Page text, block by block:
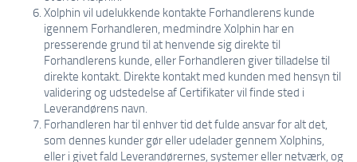
Xolphin vil udelukkende kontakte Forhandlerens kunde
igennem Forhandleren, medmindre Xolphin har en
presserende grund til at henvende sig direkte til
Forhandlerens kunde, eller Forhandleren giver tilladelse til
direkte kontakt. Direkte kontakt med kunden med hensyn til
validering og udstedelse af Certifikater vil finde sted i
Leverandørens navn.
Forhandleren har til enhver tid det fulde ansvar for alt det,
som dennes kunder gør eller udelader gennem Xolphins,
eller i givet fald Leverandørernes, systemer eller netværk, og